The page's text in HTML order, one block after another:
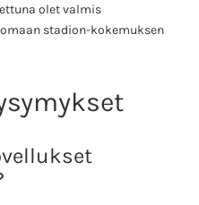
olet valmis
stadion-kokemuksen